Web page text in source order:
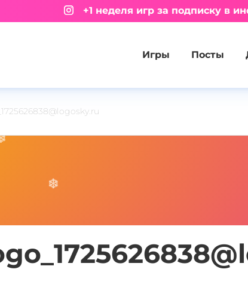
+1 неделя игр за подписку в
Игры Посты